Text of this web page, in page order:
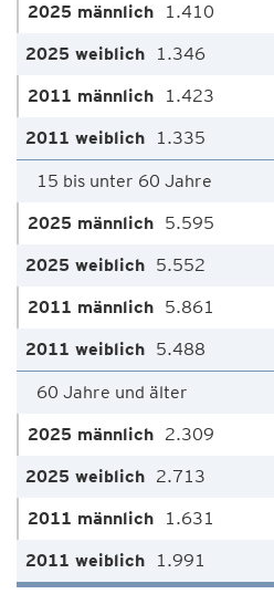
1.410
1.346
1.423
1.335
15 bis unter 60 Jahre
5.595
5.552
5.861
5.488
60 Jahre und älter
2.309
2.713
1.631
1.991